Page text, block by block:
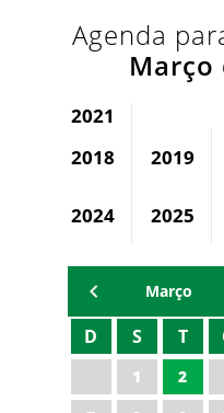
Agenda
Março
2021
2018
2019
2024 2025
Março
D S T
1 2